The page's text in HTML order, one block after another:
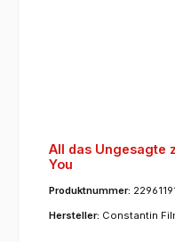
All das Ungesagte
You
Produktnummer:
Hersteller: Constantin